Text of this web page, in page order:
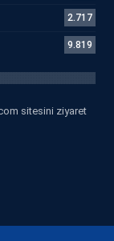
2.717
9.819
sitesini ziyaret